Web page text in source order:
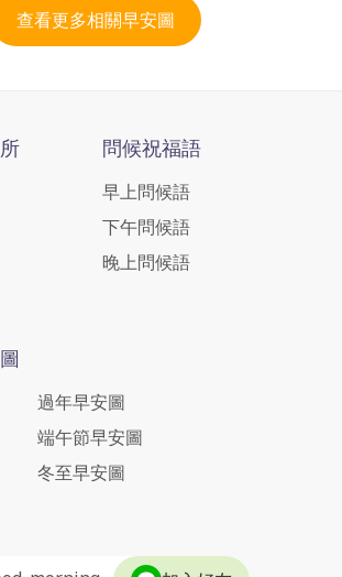
查看更多相關早安圖
問候祝福語
早上問候語
下午問候語
晚上問候語
過年早安圖
端午節早安圖
冬至早安圖